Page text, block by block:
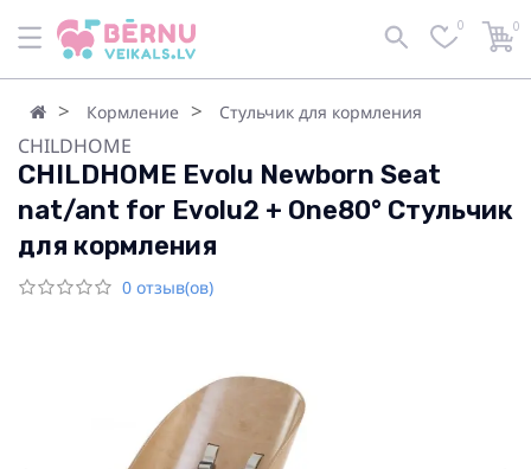
0 0
Кормление Стульчик для кормления
CHILDHOME
CHILDHOME Evolu Newborn Seat
nat/ant for Evolu2 + One80° Стульчик
для кормления
0 отзыв(ов)